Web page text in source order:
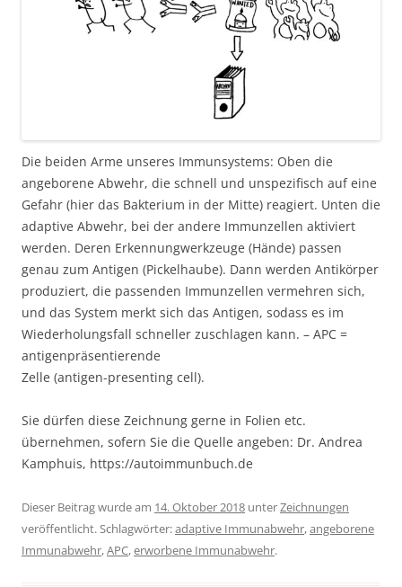
Die beiden Arme unseres Immunsystems: Oben die
angeborene Abwehr, die schnell und unspezifisch auf eine
Gefahr (hier das Bakterium in der Mitte) reagiert. Unten die
adaptive Abwehr, bei der andere Immunzellen aktiviert
werden. Deren Erkennungwerkzeuge (Hände) passen
genau zum Antigen (Pickelhaube). Dann werden Antikörper
produziert, die passenden Immunzellen vermehren sich,
und das System merkt sich das Antigen, sodass es im
Wiederholungsfall schneller zuschlagen kann. – APC =
antigenpräsentierende
Zelle (antigen-presenting cell).
Sie dürfen diese Zeichnung gerne in Folien etc.
übernehmen, sofern Sie die Quelle angeben: Dr. Andrea
Kamphuis, https://autoimmunbuch.de
Dieser Beitrag wurde am 14. Oktober 2018 unterZeichnungen
veröffentlicht. Schlagwörter:adaptive Immunabwehr,angeborene
Immunabwehr,APC,erworbene Immunabwehr.